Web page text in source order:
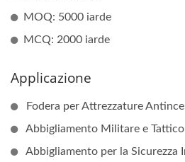
MOQ: 5000 iarde
MCQ: 2000 iarde
Applicazione
Fodera per Attrezzature
Abbigliamento Militare e Tattico
Abbigliamento per la Sicurezza